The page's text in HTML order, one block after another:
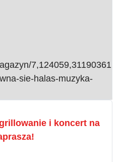
7,124059,31190361
sie-halas-muzyka-
i koncert na